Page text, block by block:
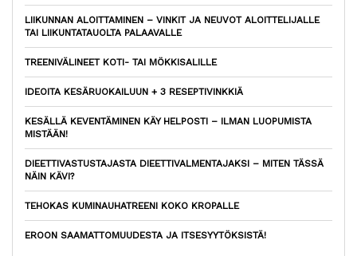
LIIKUNNAN ALOITTAMINEN – VINKIT JA NEUVOT ALOITTELIJALLE
TAI LIIKUNTATAUOLTA PALAAVALLE
TREENIVÄLINEET KOTI- TAI MÖKKISALILLE
IDEOITA KESÄRUOKAILUUN + 3 RESEPTIVINKKIÄ
KESÄLLÄ KEVENTÄMINEN KÄY HELPOSTI – ILMAN LUOPUMISTA
MISTÄÄN!
DIEETTIVASTUSTAJASTA DIEETTIVALMENTAJAKSI – MITEN TÄSSÄ
NÄIN KÄVI?
TEHOKAS KUMINAUHATREENI KOKO KROPALLE
EROON SAAMATTOMUUDESTA JA ITSESYYTÖKSISTÄ!